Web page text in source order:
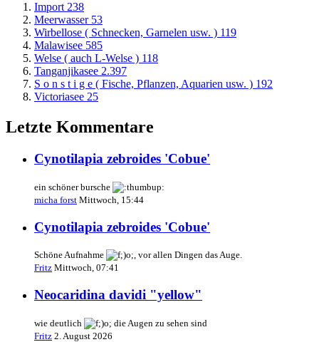
Import 238
Meerwasser 53
Wirbellose ( Schnecken, Garnelen usw. ) 119
Malawisee 585
Welse ( auch L-Welse ) 118
Tanganjikasee 2.397
S o n s t i g e ( Fische, Pflanzen, Aquarien usw. ) 192
Victoriasee 25
Letzte Kommentare
Cynotilapia zebroides 'Cobue'
ein schöner bursche
micha forst Mittwoch, 15:44
Cynotilapia zebroides 'Cobue'
Schöne Aufnahme
, vor allen Dingen das Auge.
Fritz Mittwoch, 07:41
Neocaridina davidi "yellow"
wie deutlich
die Augen zu sehen sind
Fritz 2. August 2026